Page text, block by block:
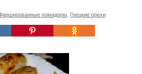
помидоры Грецкие орехи